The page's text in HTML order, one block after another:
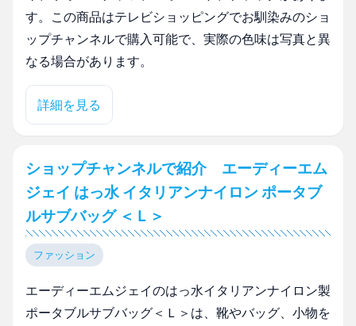
す。この商品はテレビショッピングでお馴染みのショ
ップチャンネルで購入可能で、実際の色味は写真と異
なる場合があります。
詳細を見る
ショップチャンネルで紹介 エーディーエム
ジェイ はっ水 イタリアンナイロン ポータブ
ルサブバッグ ＜Ｌ＞
ファッション
エーディーエムジェイのはっ水イタリアンナイロン製
ポータブルサブバッグ＜Ｌ＞は、靴やバッグ、小物を